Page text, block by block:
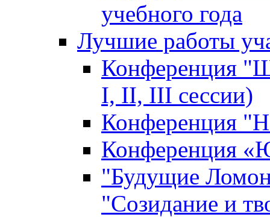
учебного года
Лучшие работы
Конференция
I, II, III сессии)
Конференция
Конференция
"Будущие
"Созидание и